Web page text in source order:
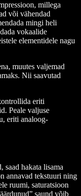
millega
või vähendad
mingi heli
vokaalide
elementidele nagu
muutes valjemad
Nii saavutad
eriti
Peale valjuse
eriti analoog-
saad hakata lisama
annavad tekstuuri ning
ruumi, saturatsioon
saund võib